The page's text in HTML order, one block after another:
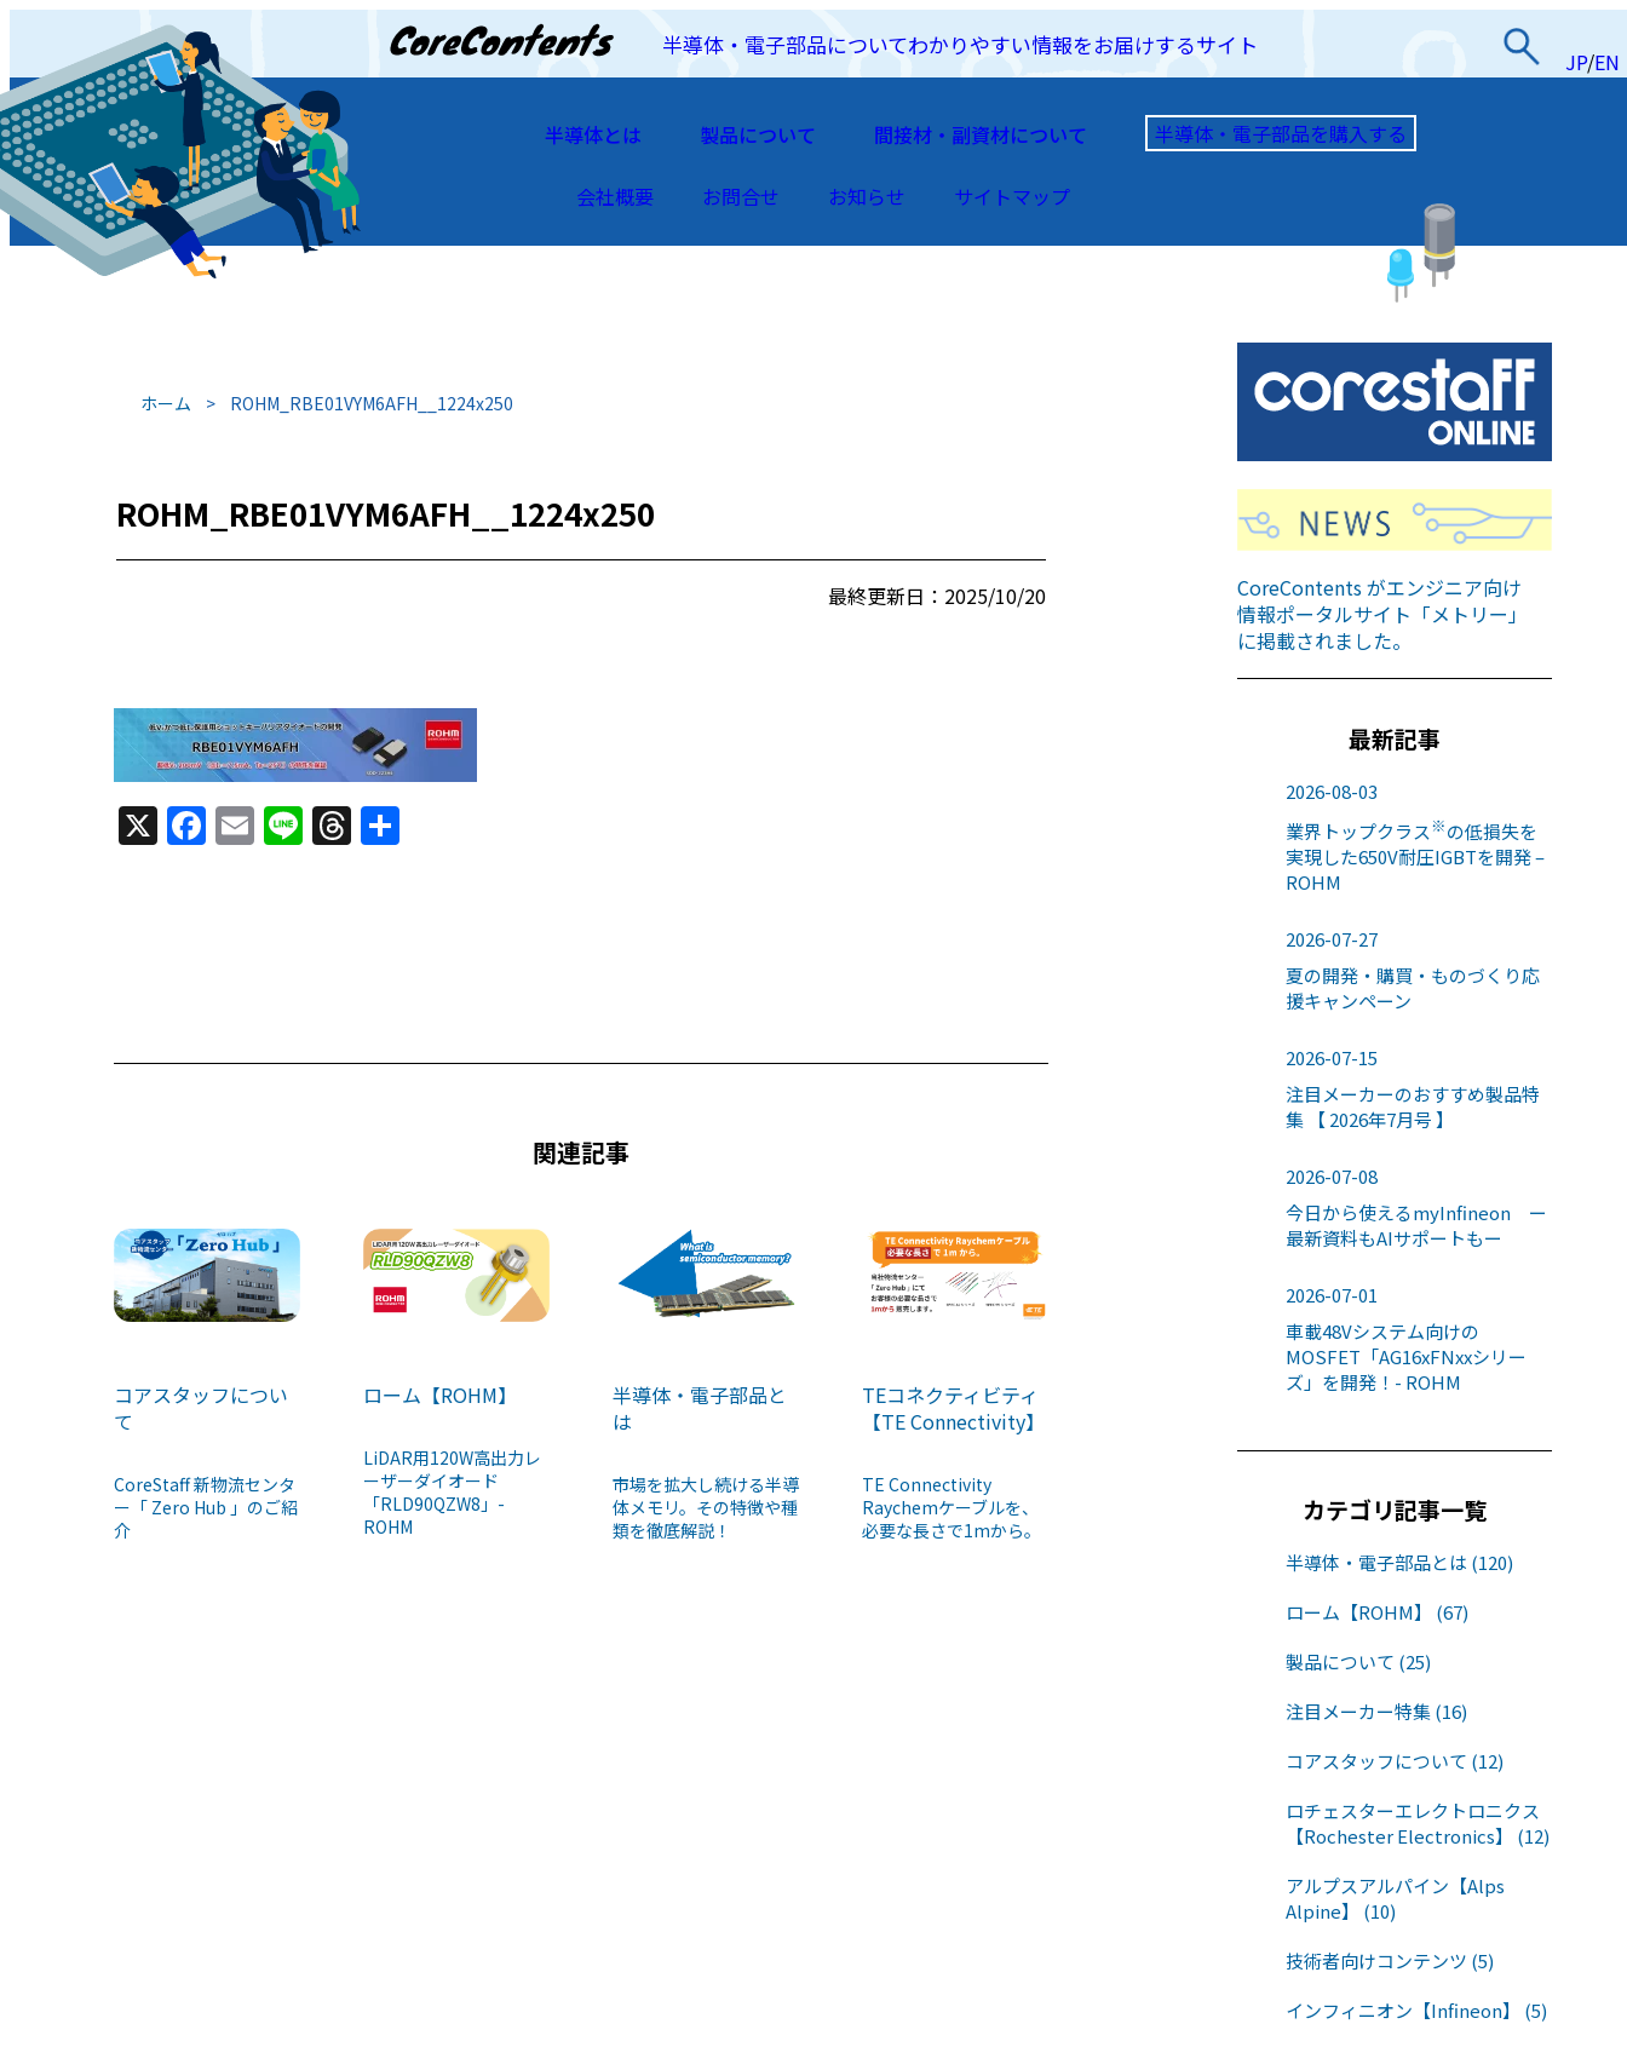
半導体・電子部品についてわかりやすい情報をお届けするサイト
JP/EN
JP/EN
半導体とは 製品について 間接材・副資材について 半導体・電子部品を購入する
会社概要 お問合せ お知らせ サイトマップ
ホーム > ROHM_RBE01VYM6AFH__1224x250
ROHM_RBE01VYM6AFH__1224x250
最終更新日：2025/10/20
X F
a
o
E
m
Li
n
T
h
関連記事
コアスタッフについ
て
CoreStaff 新物流センタ
ー「 Zero Hub 」のご紹
介
ローム【ROHM】
LiDAR用120W高出力レ
ーザーダイオード
「RLD90QZW8」-
ROHM
半導体・電子部品と
は
市場を拡大し続ける半導
体メモリ。その特徴や種
類を徹底解説！
TEコネクティビティ
【TE Connectivity】
TE Connectivity
Raychemケーブルを、
必要な長さで1mから。
CoreContents がエンジニア向け
情報ポータルサイト「メトリー」
に掲載されました。
最新記事
2026-08-03
業界トップクラス※の低損失を
実現した650V耐圧IGBTを開発 –
ROHM
2026-07-27
夏の開発・購買・ものづくり応
援キャンペーン
2026-07-15
注目メーカーのおすすめ製品特
集 【 2026年7月号 】
2026-07-08
今日から使えるmyInfineon ー
最新資料もAIサポートもー
2026-07-01
車載48Vシステム向けの
MOSFET「AG16xFNxxシリー
ズ」を開発！- ROHM
カテゴリ記事一覧
半導体・電子部品とは (120)
ローム【ROHM】 (67)
製品について (25)
注目メーカー特集 (16)
コアスタッフについて (12)
ロチェスターエレクトロニクス
【Rochester Electronics】 (12)
アルプスアルパイン【Alps
Alpine】 (10)
技術者向けコンテンツ (5)
インフィニオン【Infineon】 (5)